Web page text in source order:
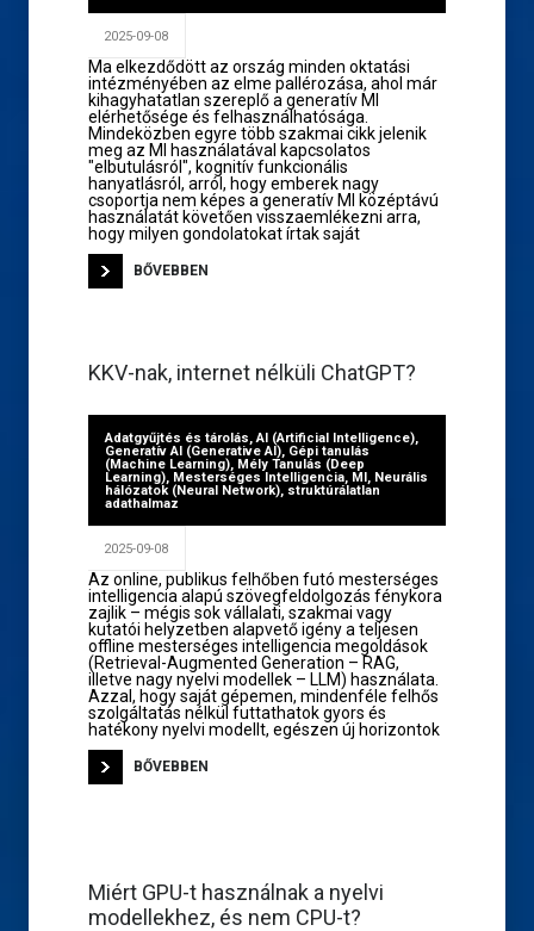
2025-09-08
Ma elkezdődött az ország minden oktatási
intézményében az elme pallérozása, ahol már
kihagyhatatlan szereplő a generatív MI
elérhetősége és felhasználhatósága.
Mindeközben egyre több szakmai cikk jelenik
meg az MI használatával kapcsolatos
"elbutulásról", kognitív funkcionális
hanyatlásról, arról, hogy emberek nagy
csoportja nem képes a generatív MI középtávú
használatát követően visszaemlékezni arra,
hogy milyen gondolatokat írtak saját
BŐVEBBEN
KKV-nak, internet nélküli ChatGPT?
Adatgyűjtés és tárolás,AI (Artificial Intelligence),
Generatív AI (Generative AI), Gépi tanulás
(Machine Learning), Mély Tanulás (Deep
Learning), Mesterséges Intelligencia, MI, Neurális
hálózatok (Neural Network), struktúrálatlan
adathalmaz
2025-09-08
Az online, publikus felhőben futó mesterséges
intelligencia alapú szövegfeldolgozás fénykora
zajlik – mégis sok vállalati, szakmai vagy
kutatói helyzetben alapvető igény a teljesen
offline mesterséges intelligencia megoldások
(Retrieval-Augmented Generation – RAG,
illetve nagy nyelvi modellek – LLM) használata.
Azzal, hogy saját gépemen, mindenféle felhős
szolgáltatás nélkül futtathatok gyors és
hatékony nyelvi modellt, egészen új horizontok
BŐVEBBEN
Miért GPU-t használnak a nyelvi
modellekhez, és nem CPU-t?